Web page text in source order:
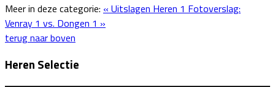
Meer in deze categorie: « Uitslagen Heren 1 Fotoverslag:
Venray 1 vs. Dongen 1 »
terug naar boven
Heren Selectie